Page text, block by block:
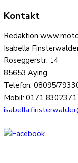
Kontakt
Redaktion
Isabella
Roseggerstr. 14
85653 Aying
Telefon: 08095/
Mobil: 0171 8302371